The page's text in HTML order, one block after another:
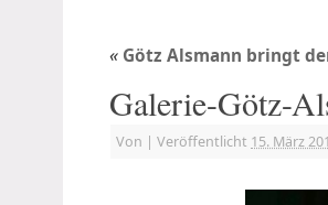
« Götz Alsmann bringt
Galerie-Götz-
Von | Veröffentlicht 15. März